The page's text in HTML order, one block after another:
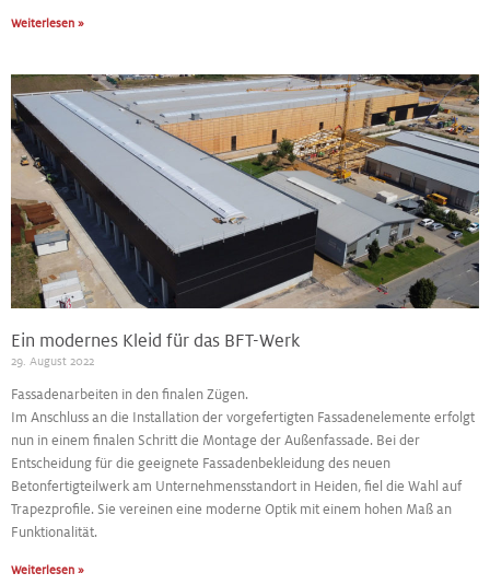
Weiterlesen »
Ein modernes Kleid für das BFT-Werk
29. August 2022
Fassadenarbeiten in den finalen Zügen.
Im Anschluss an die Installation der vorgefertigten Fassadenelemente erfolgt
nun in einem finalen Schritt die Montage der Außenfassade. Bei der
Entscheidung für die geeignete Fassadenbekleidung des neuen
Betonfertigteilwerk am Unternehmensstandort in Heiden, fiel die Wahl auf
Trapezprofile. Sie vereinen eine moderne Optik mit einem hohen Maß an
Funktionalität.
Weiterlesen »